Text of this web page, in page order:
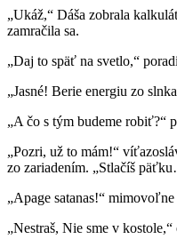
„Ukáž,“ Dáša zobrala
zamračila sa.
„Daj to späť na svetlo,“
„Jasné! Berie energiu zo
„A čo s tým budeme robiť?“
„Pozri, už to mám!“
zo zariadením. „Stlačíš
„Apage satanas!“
„Nestraš, Nie sme v